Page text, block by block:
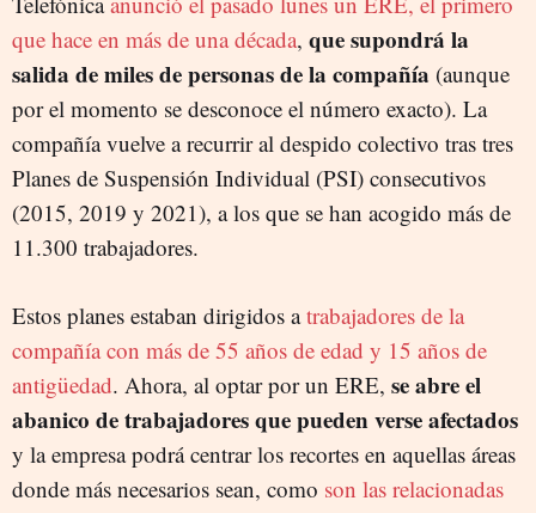
que hace en más de una década, que supondrá la
salida de miles de personas de la compañía (aunque
por el momento se desconoce el número exacto). La
compañía vuelve a recurrir al despido colectivo tras tres
Planes de Suspensión Individual (PSI) consecutivos
(2015, 2019 y 2021), a los que se han acogido más de
11.300 trabajadores.
Estos planes estaban dirigidos atrabajadores de la
compañía con más de 55 años de edad y 15 años de
antigüedad. Ahora, al optar por un ERE, se abre el
abanico de trabajadores que pueden verse afectados
y la empresa podrá centrar los recortes en aquellas áreas
donde más necesarios sean, como son las relacionadas